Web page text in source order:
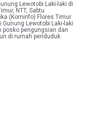
Lewotobi Laki-laki di
NTT, Sabtu
(Kominfo) Flores Timur
Lewotobi Laki-laki
posko pengungsian dan
di rumah penduduk.